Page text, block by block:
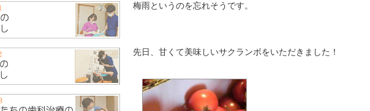
梅雨というのを忘れそうです。
先日、甘くて美味しいサクランボをいただきました！